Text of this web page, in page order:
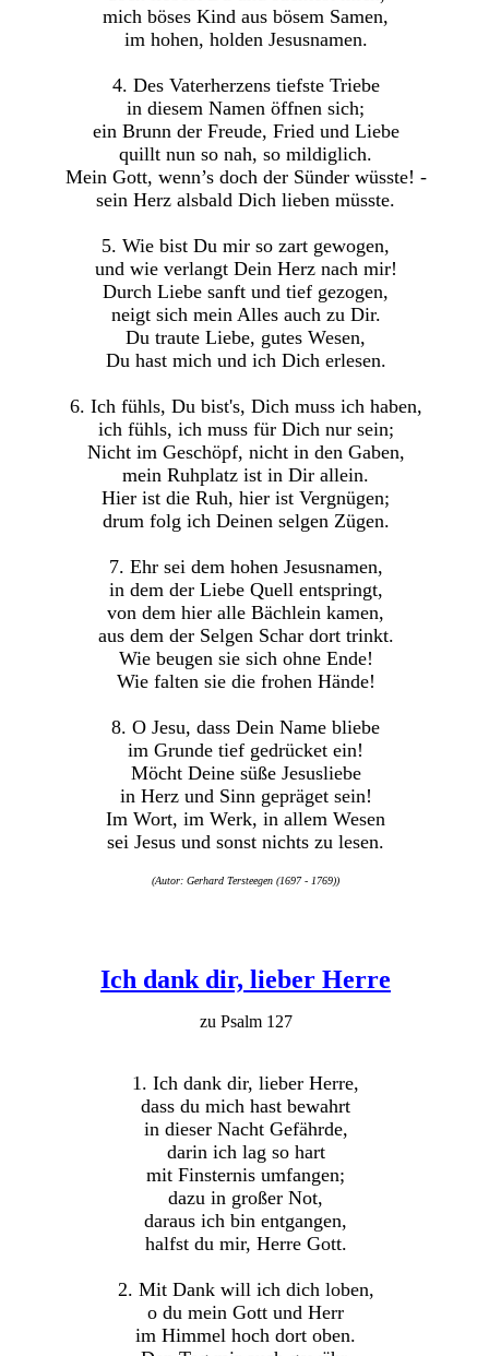
mich böses Kind aus bösem Samen,
im hohen, holden Jesusnamen.
4. Des Vaterherzens tiefste Triebe
in diesem Namen öffnen sich;
ein Brunn der Freude, Fried und Liebe
quillt nun so nah, so mildiglich.
Mein Gott, wenn’s doch der Sünder wüsste! -
sein Herz alsbald Dich lieben müsste.
5. Wie bist Du mir so zart gewogen,
und wie verlangt Dein Herz nach mir!
Durch Liebe sanft und tief gezogen,
neigt sich mein Alles auch zu Dir.
Du traute Liebe, gutes Wesen,
Du hast mich und ich Dich erlesen.
6. Ich fühls, Du bist's, Dich muss ich haben,
ich fühls, ich muss für Dich nur sein;
Nicht im Geschöpf, nicht in den Gaben,
mein Ruhplatz ist in Dir allein.
Hier ist die Ruh, hier ist Vergnügen;
drum folg ich Deinen selgen Zügen.
7. Ehr sei dem hohen Jesusnamen,
in dem der Liebe Quell entspringt,
von dem hier alle Bächlein kamen,
aus dem der Selgen Schar dort trinkt.
Wie beugen sie sich ohne Ende!
Wie falten sie die frohen Hände!
8. O Jesu, dass Dein Name bliebe
im Grunde tief gedrücket ein!
Möcht Deine süße Jesusliebe
in Herz und Sinn gepräget sein!
Im Wort, im Werk, in allem Wesen
sei Jesus und sonst nichts zu lesen.
(Autor: Gerhard Tersteegen (1697 - 1769))
Ich dank dir, lieber Herre
zu Psalm 127
1. Ich dank dir, lieber Herre,
dass du mich hast bewahrt
in dieser Nacht Gefährde,
darin ich lag so hart
mit Finsternis umfangen;
dazu in großer Not,
daraus ich bin entgangen,
halfst du mir, Herre Gott.
2. Mit Dank will ich dich loben,
o du mein Gott und Herr
im Himmel hoch dort oben.